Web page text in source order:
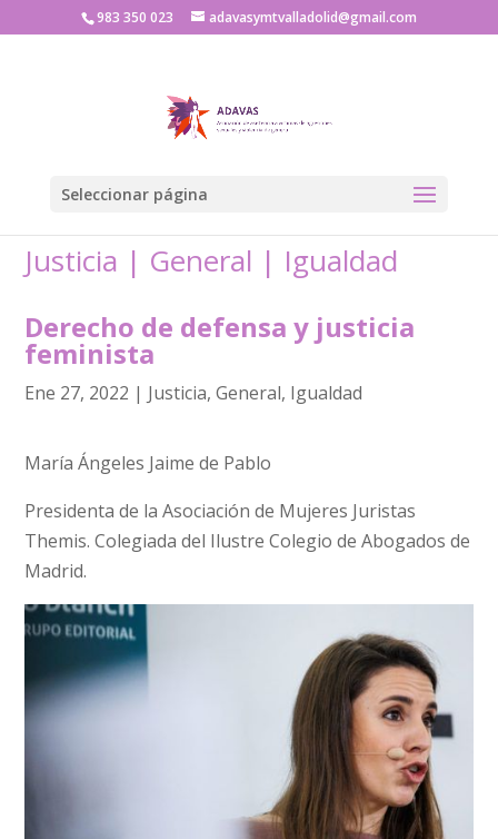
983 350 023 adavasymtvalladolid@gmail.com
Seleccionar página
Justicia | General | Igualdad
Derecho de defensa y justicia
feminista
Ene 27, 2022 | Justicia,General, Igualdad
María Ángeles Jaime de Pablo
Presidenta de la Asociación de Mujeres Juristas
Themis. Colegiada del Ilustre Colegio de Abogados de
Madrid.